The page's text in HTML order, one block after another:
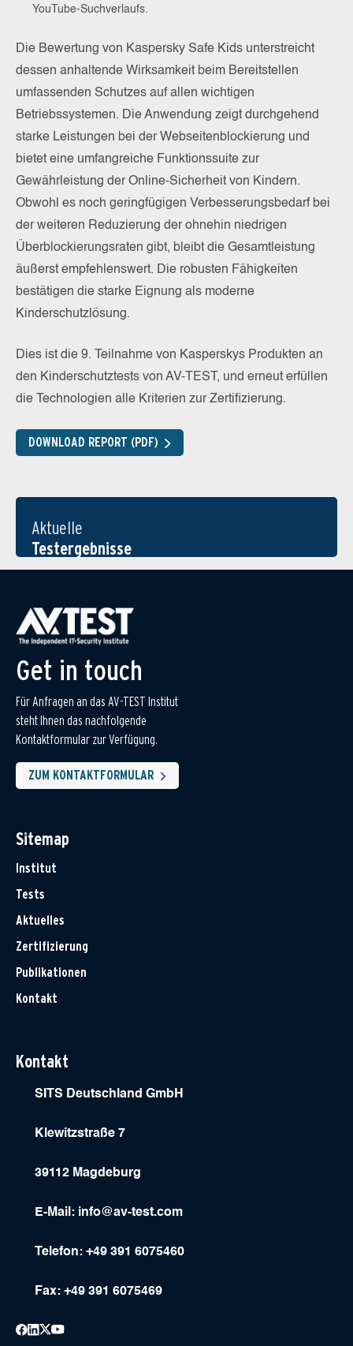
YouTube-Suchverlaufs.
Die Bewertung von Kaspersky Safe Kids unterstreicht
dessen anhaltende Wirksamkeit beim Bereitstellen
umfassenden Schutzes auf allen wichtigen
Betriebssystemen. Die Anwendung zeigt durchgehend
starke Leistungen bei der Webseitenblockierung und
bietet eine umfangreiche Funktionssuite zur
Gewährleistung der Online-Sicherheit von Kindern.
Obwohl es noch geringfügigen Verbesserungsbedarf bei
der weiteren Reduzierung der ohnehin niedrigen
Überblockierungsraten gibt, bleibt die Gesamtleistung
äußerst empfehlenswert. Die robusten Fähigkeiten
bestätigen die starke Eignung als moderne
Kinderschutzlösung.
Dies ist die 9. Teilnahme von Kasperskys Produkten an
den Kinderschutztests von AV-TEST, und erneut erfüllen
die Technologien alle Kriterien zur Zertifizierung.
DOWNLOAD REPORT (PDF)
Aktuelle
Testergebnisse
Get in touch
Für Anfragen an das AV-TEST Institut
steht Ihnen das nachfolgende
Kontaktformular zur Verfügung.
ZUM KONTAKTFORMULAR
Sitemap
Institut
Tests
Aktuelles
Zertifizierung
Publikationen
Kontakt
Kontakt
SITS Deutschland GmbH
Klewitzstraße 7
39112 Magdeburg
E-Mail: info@av-test.com
Telefon: +49 391 6075460
Fax: +49 391 6075469